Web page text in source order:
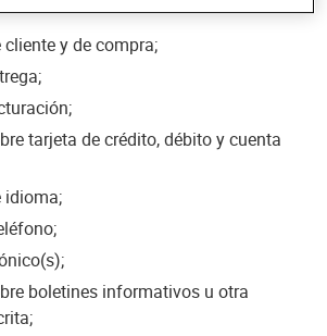
y de compra;
tarjeta de crédito, débito y cuenta
idioma;
boletines informativos u otra